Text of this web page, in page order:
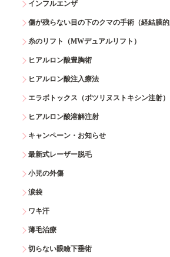
インフルエンザ
傷が残らない目の下のクマの手術（経結膜的
糸のリフト（MWデュアルリフト）
ヒアルロン酸豊胸術
ヒアルロン酸注入療法
エラボトックス（ボツリヌストキシン注射）
ヒアルロン酸溶解注射
キャンペーン・お知らせ
最新式レーザー脱毛
小児の外傷
涙袋
ワキ汗
薄毛治療
切らない眼瞼下垂術